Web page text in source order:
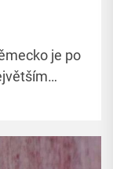
je po
na